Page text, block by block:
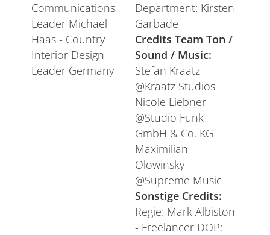
Communications
Leader Michael
Haas - Country
Interior Design
Leader Germany
Department: Kirsten
Garbade
Credits Team Ton /
Sound / Music:
Stefan Kraatz
@Kraatz Studios
Nicole Liebner
@Studio Funk
GmbH & Co. KG
Maximilian
Olowinsky
@Supreme Music
Sonstige Credits:
Regie: Mark Albiston
- Freelancer DOP: